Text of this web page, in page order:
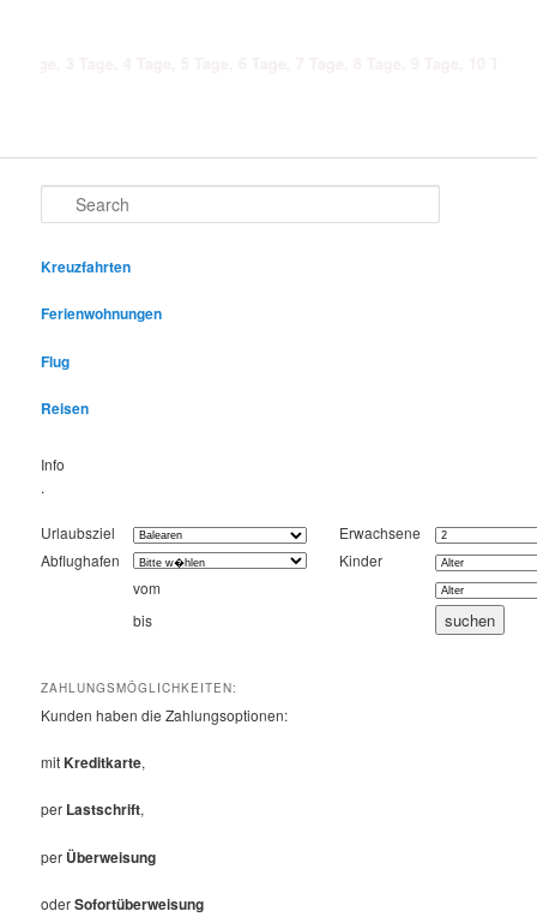
Search
Kreuzfahrten
Ferienwohnungen
Flug
Reisen
Info
.
Urlaubsziel
Erwachsene
Abflughafen
Kinder
vom
bis
ZAHLUNGSMÖGLICHKEITEN:
Kunden haben die Zahlungsoptionen:
mitKreditkarte,
per Lastschrift,
per Überweisung
oderSofortüberweisung